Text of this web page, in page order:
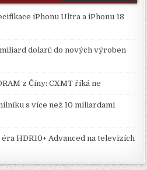
iPhonu Ultra a iPhonu 18
dolarů do nových výroben
z Číny: CXMT říká ne
s více než 10 miliardami
HDR10+ Advanced na televizích